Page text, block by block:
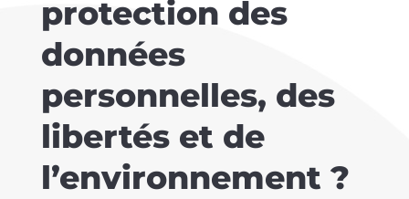
protection des
données
personnelles, des
libertés et de
l’environnement ?